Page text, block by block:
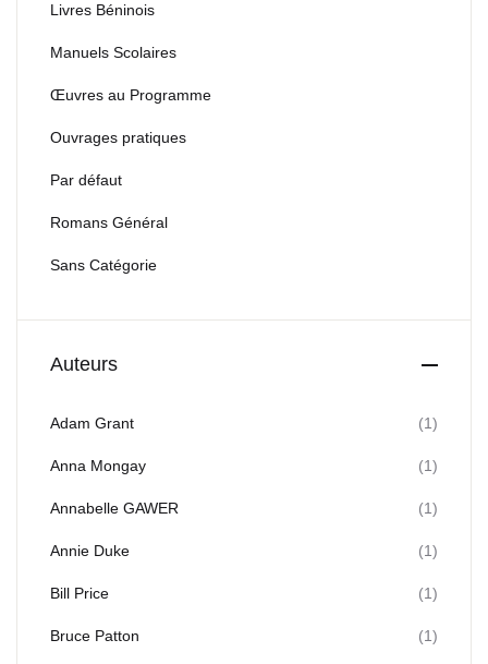
Livres Béninois
Manuels Scolaires
Œuvres au Programme
Ouvrages pratiques
Par défaut
Romans Général
Sans Catégorie
Auteurs
Adam Grant (1)
Anna Mongay (1)
Annabelle GAWER (1)
Annie Duke (1)
Bill Price (1)
Bruce Patton (1)